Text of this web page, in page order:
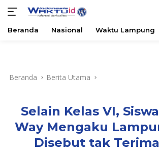
Beranda Nasional Waktu Lampung
Beranda Berita Utama
Selain Kelas VI,
Way Mengaku
Disebut tak